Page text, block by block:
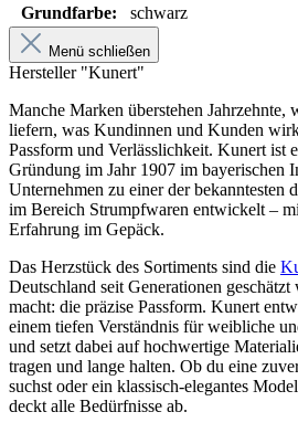
Grundfarbe:
schwarz
Menü schließen
Hersteller "Kunert"
Manche Marken überstehen Jahrzehnte,
liefern, was Kundinnen und Kunden
Passform und Verlässlichkeit. Kunert ist
Gründung im Jahr 1907 im bayerischen
Unternehmen zu einer der bekanntesten
im Bereich Strumpfwaren entwickelt –
Erfahrung im Gepäck.
Das Herzstück des Sortiments sind die
Deutschland seit Generationen geschätzt
macht: die präzise Passform. Kunert
einem tiefen Verständnis für weibliche
und setzt dabei auf hochwertige
tragen und lange halten. Ob du eine
suchst oder ein klassisch-elegantes
deckt alle Bedürfnisse ab.